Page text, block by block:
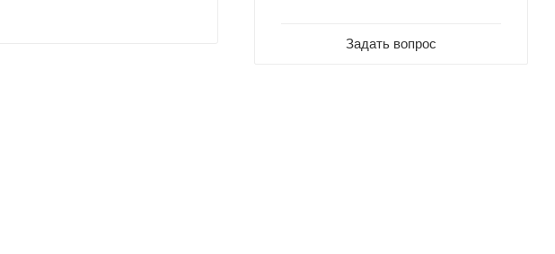
Задать вопрос